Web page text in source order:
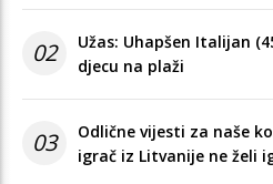
02
Užas: Uhapšen Italijan
djecu na plaži
03
Odlične vijesti za naše
igrač iz Litvanije ne želi